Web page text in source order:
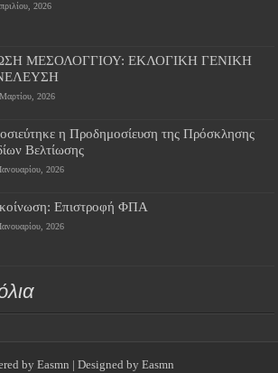
2026
ΜΕΣΟΛΟΓΓΙΟΥ: ΕΚΛΟΓΙΚΗ ΓΕΝΙΚΗ
2026
η Προδημοσίευση της Πρόσκλησης
Βελτίωσης
2026
Επιστροφή ΦΠΑ
2026
by Easmn | Designed by Easmn